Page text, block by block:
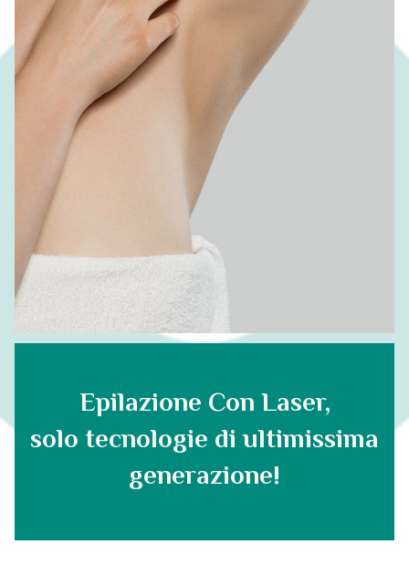
Epilazione Con Laser,
solo tecnologie di ultimissima
generazione!